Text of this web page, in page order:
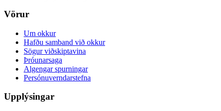
Vörur
Um okkur
Hafðu samband við okkur
Sögur viðskiptavina
Þróunarsaga
Algengar spurningar
Persónuverndarstefna
Upplýsingar